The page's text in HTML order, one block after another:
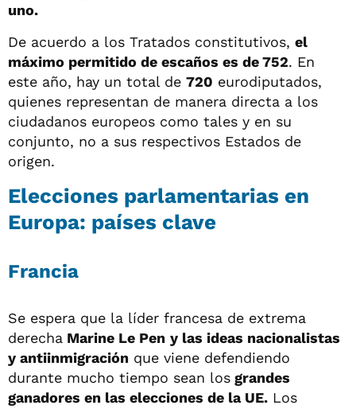
uno.
De acuerdo a los Tratados constitutivos, el
máximo permitido de escaños es de 752. En
este año, hay un total de 720 eurodiputados,
quienes representan de manera directa a los
ciudadanos europeos como tales y en su
conjunto, no a sus respectivos Estados de
origen.
Elecciones parlamentarias en
Europa: países clave
Francia
Se espera que la líder francesa de extrema
derecha Marine Le Pen y las ideas nacionalistas
y antiinmigración que viene defendiendo
durante mucho tiempo sean los grandes
ganadores en las elecciones de la UE. Los